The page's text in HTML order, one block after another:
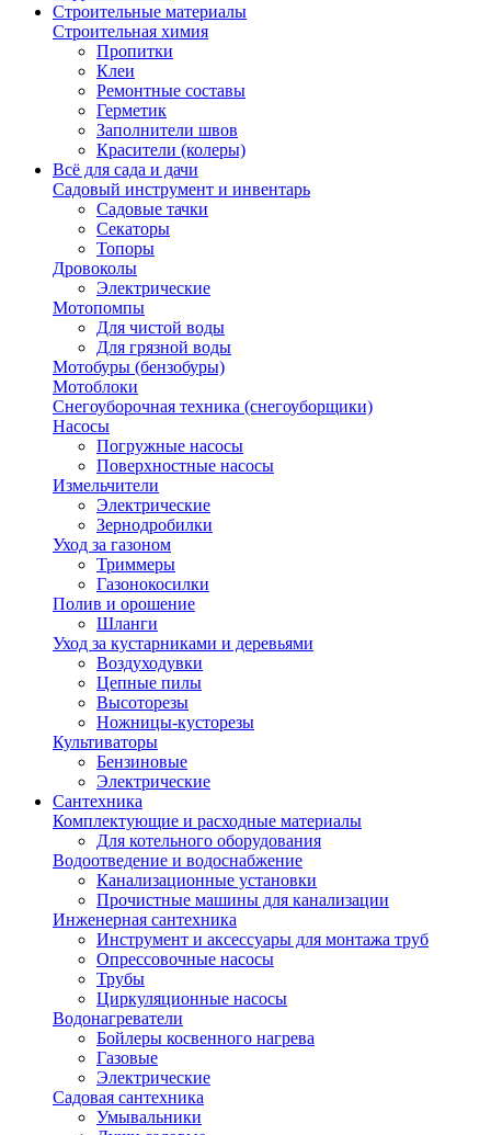
Строительные материалы
Строительная химия
Пропитки
Клеи
Ремонтные составы
Герметик
Заполнители швов
Красители (колеры)
Всё для сада и дачи
Садовый инструмент и инвентарь
Садовые тачки
Секаторы
Топоры
Дровоколы
Электрические
Мотопомпы
Для чистой воды
Для грязной воды
Мотобуры (бензобуры)
Мотоблоки
Снегоуборочная техника (снегоуборщики)
Насосы
Погружные насосы
Поверхностные насосы
Измельчители
Электрические
Зернодробилки
Уход за газоном
Триммеры
Газонокосилки
Полив и орошение
Шланги
Уход за кустарниками и деревьями
Воздуходувки
Цепные пилы
Высоторезы
Ножницы-кусторезы
Культиваторы
Бензиновые
Электрические
Сантехника
Комплектующие и расходные материалы
Для котельного оборудования
Водоотведение и водоснабжение
Канализационные установки
Прочистные машины для канализации
Инженерная сантехника
Инструмент и аксессуары для монтажа труб
Опрессовочные насосы
Трубы
Циркуляционные насосы
Водонагреватели
Бойлеры косвенного нагрева
Газовые
Электрические
Садовая сантехника
Умывальники